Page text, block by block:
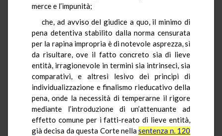
merce e l’impunità;
che, ad avviso del giudice a quo, il minimo di
pena detentiva stabilito dalla norma censurata
per la rapina impropria è di notevole asprezza, sì
da risultare, ove il fatto concreto sia di lieve
entità, irragionevole in termini sia intrinseci, sia
comparativi, e altresì lesivo dei principi di
individualizzazione e finalismo rieducativo della
pena, onde la necessità di temperarne il rigore
mediante l’introduzione di un’attenuante ad
effetto comune per i fatti-reato di lieve entità,
già decisa da questa Corte nellasentenza n. 120